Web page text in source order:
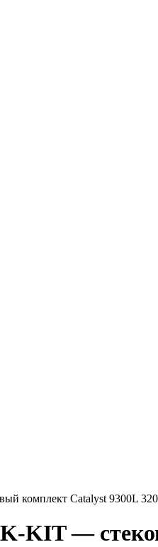
комплект Catalyst 9300L
KIT —